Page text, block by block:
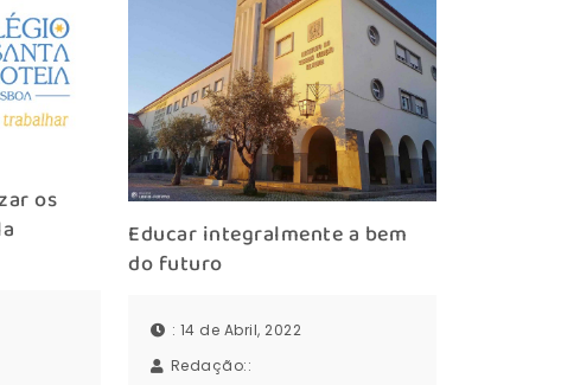
os
Educar integralmente a bem
do futuro
: 14 de Abril, 2022
Redação::